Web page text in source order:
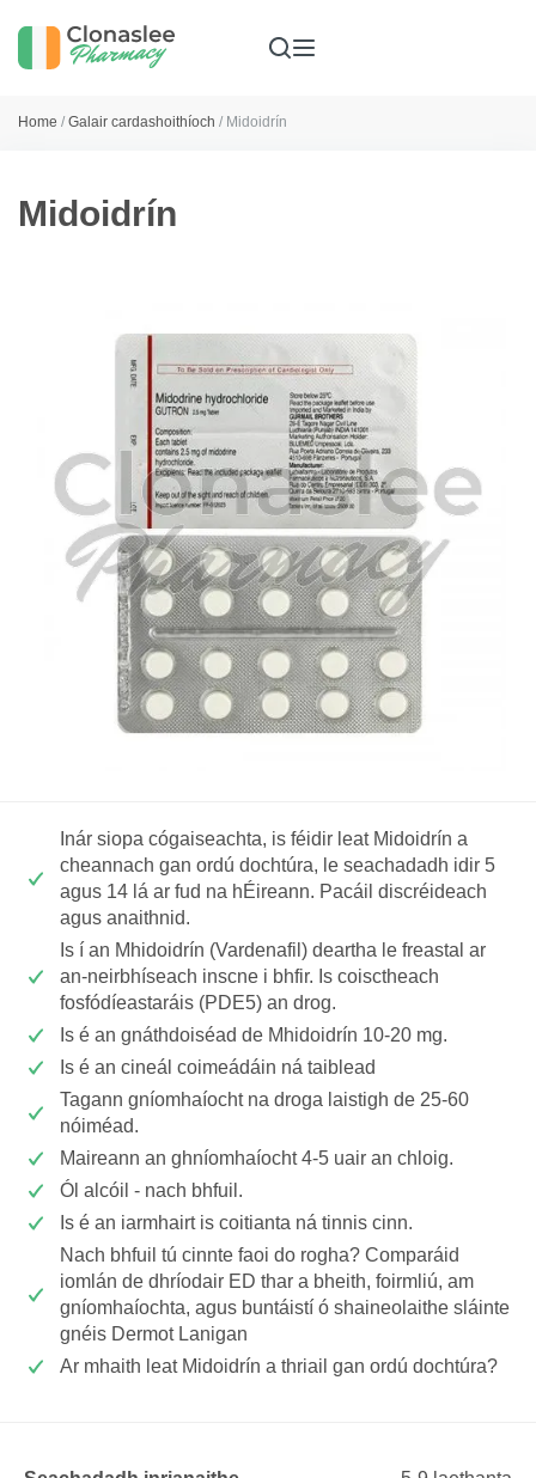
Home / Galair cardashoithíoch / Midoidrín
Midoidrín
Inár siopa cógaiseachta, is féidir leat Midoidrín a
cheannach gan ordú dochtúra, le seachadadh idir 5
agus 14 lá ar fud na hÉireann. Pacáil discréideach
agus anaithnid.
Is í an Mhidoidrín (Vardenafil) deartha le freastal ar
an-neirbhíseach inscne i bhfir. Is coisctheach
fosfódíeastaráis (PDE5) an drog.
Is é an gnáthdoiséad de Mhidoidrín 10-20 mg.
Is é an cineál coimeádáin ná taiblead
Tagann gníomhaíocht na droga laistigh de 25-60
nóiméad.
Maireann an ghníomhaíocht 4-5 uair an chloig.
Ól alcóil - nach bhfuil.
Is é an iarmhairt is coitianta ná tinnis cinn.
Nach bhfuil tú cinnte faoi do rogha? Comparáid
iomlán de dhríodair ED thar a bheith, foirmliú, am
gníomhaíochta, agus buntáistí ó shaineolaithe sláinte
gnéis Dermot Lanigan
Ar mhaith leat Midoidrín a thriail gan ordú dochtúra?